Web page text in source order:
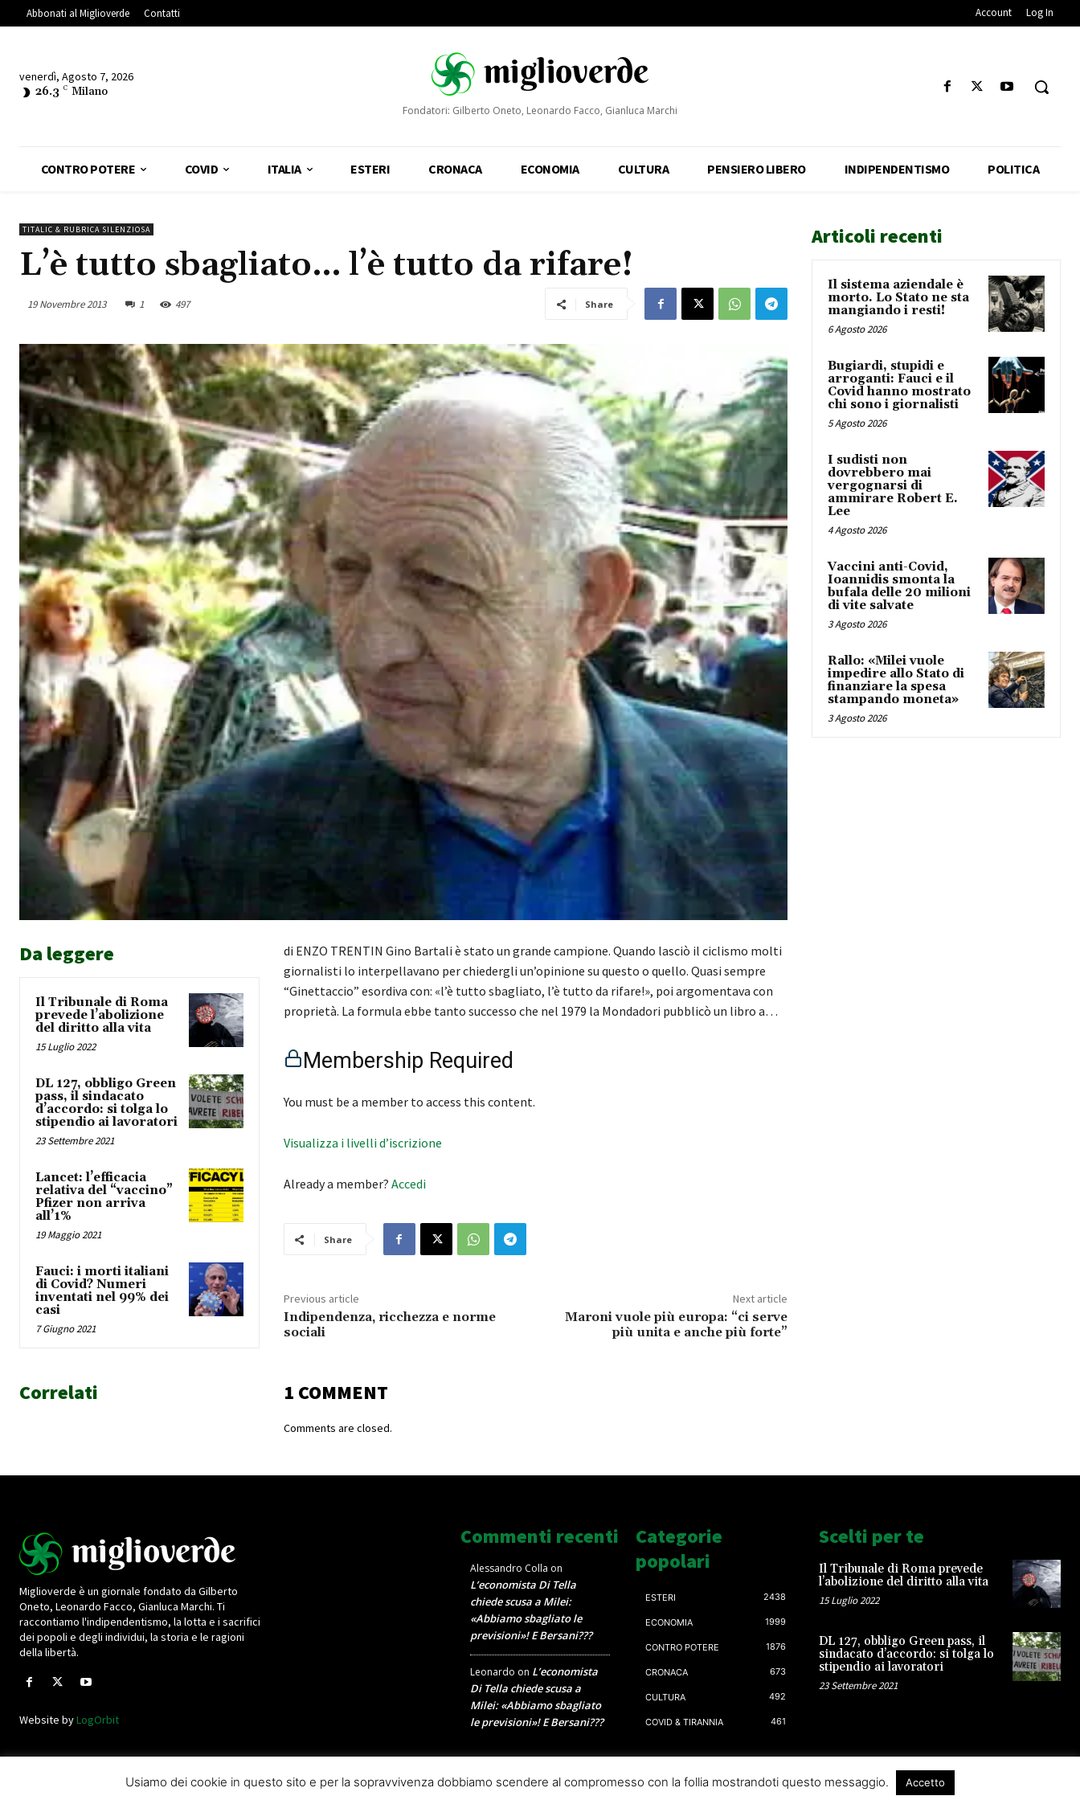
Abbonati al Miglioverde Contatti Account Log In
venerdì, Agosto 7, 2026
26.3 C Milano
Fondatori: Gilberto Oneto, Leonardo Facco, Gianluca Marchi
CONTRO POTERE COVID ITALIA ESTERI CRONACA ECONOMIA CULTURA PENSIERO LIBERO INDIPENDENTISMO POLITICA
TITALIC & RUBRICA SILENZIOSA
L’è tutto sbagliato… l’è tutto da rifare!
19 Novembre 2013 1 497 Share
Da leggere
Il Tribunale di Roma
prevede l’abolizione
del diritto alla vita
15 Luglio 2022
DL 127, obbligo Green
pass, il sindacato
d’accordo: si tolga lo
stipendio ai lavoratori
23 Settembre 2021
Lancet: l’efficacia
relativa del “vaccino”
Pfizer non arriva
all’1%
19 Maggio 2021
Fauci: i morti italiani
di Covid? Numeri
inventati nel 99% dei
casi
7 Giugno 2021
di ENZO TRENTIN Gino Bartali è stato un grande campione. Quando lasciò il ciclismo molti
giornalisti lo interpellavano per chiedergli un’opinione su questo o quello. Quasi sempre
“Ginettaccio” esordiva con: «l’è tutto sbagliato, l’è tutto da rifare!», poi argomentava con
proprietà. La formula ebbe tanto successo che nel 1979 la Mondadori pubblicò un libro a…
Membership Required
You must be a member to access this content.
Visualizza i livelli d’iscrizione
Already a member? Accedi
Share
Previous article
Indipendenza, ricchezza e norme
sociali
Next article
Maroni vuole più europa: “ci serve
più unita e anche più forte”
Correlati 1 COMMENT
Comments are closed.
Articoli recenti
Il sistema aziendale è
morto. Lo Stato ne sta
mangiando i resti!
6 Agosto 2026
Bugiardi, stupidi e
arroganti: Fauci e il
Covid hanno mostrato
chi sono i giornalisti
5 Agosto 2026
I sudisti non
dovrebbero mai
vergognarsi di
ammirare Robert E.
Lee
4 Agosto 2026
Vaccini anti-Covid,
Ioannidis smonta la
bufala delle 20 milioni
di vite salvate
3 Agosto 2026
Rallo: «Milei vuole
impedire allo Stato di
finanziare la spesa
stampando moneta»
3 Agosto 2026
Miglioverde è un giornale fondato da Gilberto
Oneto, Leonardo Facco, Gianluca Marchi. Ti
raccontiamo l'indipendentismo, la lotta e i sacrifici
dei popoli e degli individui, la storia e le ragioni
della libertà.
Website byLogOrbit
Commenti recenti
Alessandro Colla on
L’economista Di Tella
chiede scusa a Milei:
«Abbiamo sbagliato le
previsioni»! E Bersani???
Leonardo on L’economista
Di Tella chiede scusa a
Milei: «Abbiamo sbagliato
le previsioni»! E Bersani???
Categorie
popolari
ESTERI 2438
ECONOMIA 1999
CONTRO POTERE 1876
CRONACA 673
CULTURA 492
COVID & TIRANNIA 461
Scelti per te
Il Tribunale di Roma prevede
l’abolizione del diritto alla vita
15 Luglio 2022
DL 127, obbligo Green pass, il
sindacato d’accordo: si tolga lo
stipendio ai lavoratori
23 Settembre 2021
Usiamo dei cookie in questo sito e per la sopravvivenza dobbiamo scendere al compromesso con la follia mostrandoti questo messaggio. Accetto